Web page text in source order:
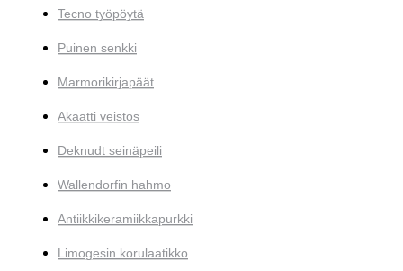
Tecno työpöytä
Puinen senkki
Marmorikirjapäät
Akaatti veistos
Deknudt seinäpeili
Wallendorfin hahmo
Antiikkikeramiikkapurkki
Limogesin korulaatikko